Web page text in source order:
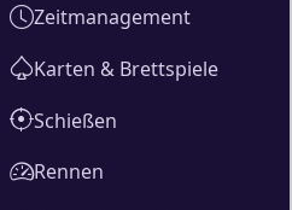
Zeitmanagement
Karten & Brettspiele
Schießen
Rennen